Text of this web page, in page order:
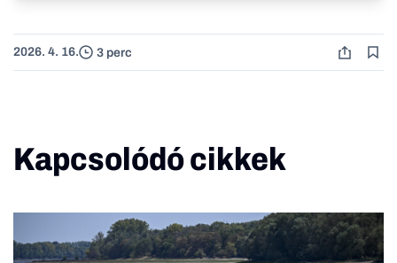
2026. 4. 16. 3 perc
Kapcsolódó cikkek